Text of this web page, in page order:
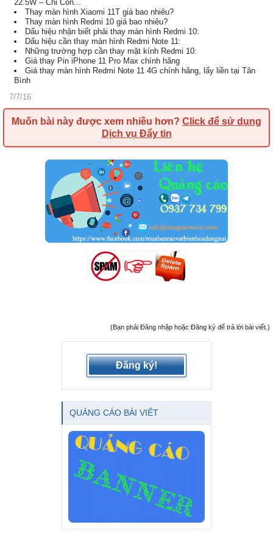
22.5W – Chỉ Còn...
Thay màn hình Xiaomi 11T giá bao nhiêu?
Thay màn hình Redmi 10 giá bao nhiêu?
Dấu hiệu nhận biết phải thay màn hình Redmi 10:
Dấu hiệu cần thay màn hình Redmi Note 11:
Những trường hợp cần thay mặt kính Redmi 10:
Giá thay Pin iPhone 11 Pro Max chính hãng
Giá thay màn hình Redmi Note 11 4G chính hãng, lấy liền tại Tân
Bình
7/7/16
Muốn bài này được xem nhiều hơn? Click để sử dụng
Dịch vụ Đẩy tin
(Bạn phải Đăng nhập hoặc Đăng ký để trả lời bài viết.)
Đăng ký!
QUẢNG CÁO BÀI VIẾT